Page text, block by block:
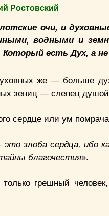
Ростовский
очи, и
водными и
есть Дух, а
же — больше
зениц — слепец
сердце или ум
злоба сердца, ибо
благочестия».
грешный